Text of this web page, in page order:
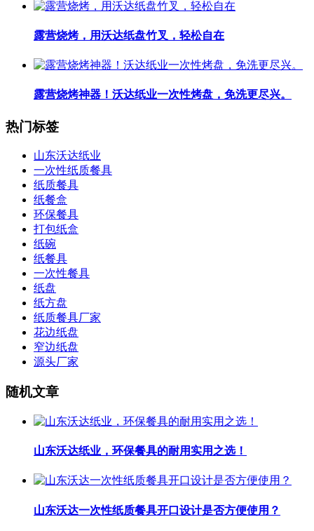
露营烧烤，用沃达纸盘竹叉，轻松自在
露营烧烤神器！沃达纸业一次性烤盘，免洗更尽兴。
热门标签
山东沃达纸业
一次性纸质餐具
纸质餐具
纸餐盒
环保餐具
打包纸盒
纸碗
纸餐具
一次性餐具
纸盘
纸方盘
纸质餐具厂家
花边纸盘
窄边纸盘
源头厂家
随机文章
山东沃达纸业，环保餐具的耐用实用之选！
山东沃达一次性纸质餐具开口设计是否方便使用？